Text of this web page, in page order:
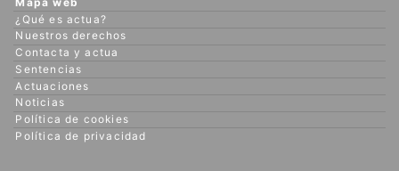
¿Qué es actua?
Nuestros derechos
Contacta y actua
Sentencias
Actuaciones
Noticias
Política de cookies
Política de privacidad